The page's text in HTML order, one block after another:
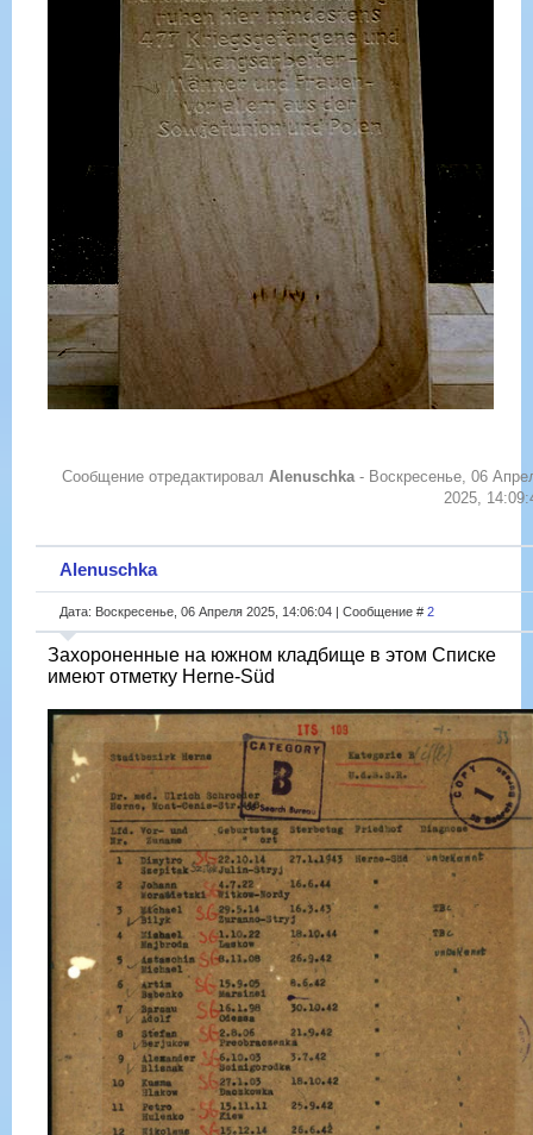
Сообщение отредактировал Alenuschka - Воскресенье, 06
2025,
Alenuschka
Дата: Воскресенье, 06 Апреля 2025, 14:06:04 | Сообщение # 2
Захороненные на южном кладбище в этом Списке
имеют отметку Herne-Süd